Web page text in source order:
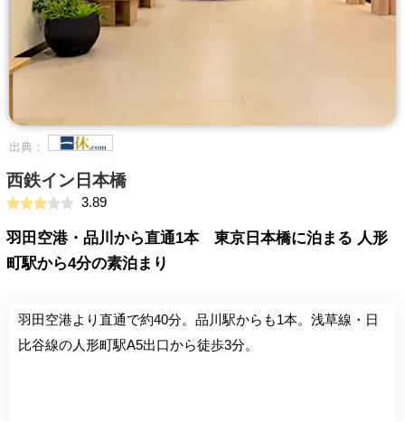
出典：
西鉄イン日本橋
3.89
羽田空港・品川から直通1本 東京日本橋に泊まる 人形
町駅から4分の素泊まり
羽田空港より直通で約40分。品川駅からも1本。浅草線・日
比谷線の人形町駅A5出口から徒歩3分。